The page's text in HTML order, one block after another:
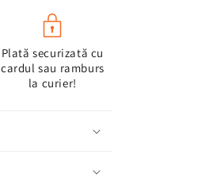
Plată securizată cu
cardul sau ramburs
la curier!